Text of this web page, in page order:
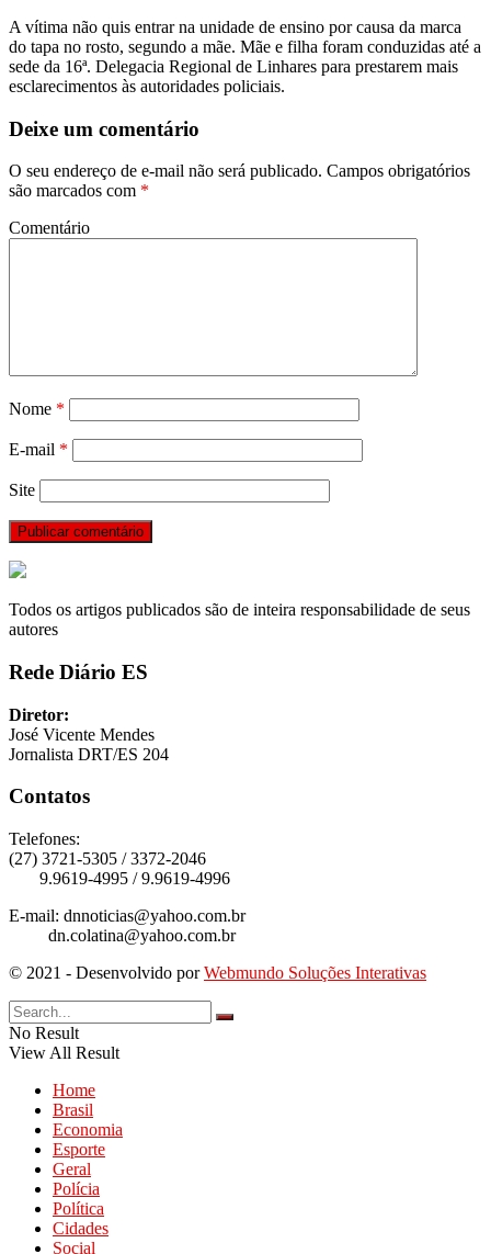
A vítima não quis entrar na unidade de ensino por causa da marca
do tapa no rosto, segundo a mãe. Mãe e filha foram conduzidas até a
sede da 16ª. Delegacia Regional de Linhares para prestarem mais
esclarecimentos às autoridades policiais.
Deixe um comentário
O seu endereço de e-mail não será publicado. Campos obrigatórios
são marcados com *
Comentário
Nome *
E-mail *
Site
Todos os artigos publicados são de inteira responsabilidade de seus
autores
Rede Diário ES
Diretor:
José Vicente Mendes
Jornalista DRT/ES 204
Contatos
Telefones:
(27) 3721-5305 / 3372-2046
9.9619-4995 / 9.9619-4996
E-mail: dnnoticias@yahoo.com.br
dn.colatina@yahoo.com.br
© 2021 - Desenvolvido porWebmundo Soluções Interativas
No Result
View All Result
Home
Brasil
Economia
Esporte
Geral
Polícia
Política
Cidades
Social